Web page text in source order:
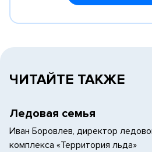
ЧИТАЙТЕ ТАКЖЕ
Ледовая семья
Иван Боровлев, директор
комплекса «Территория льда»